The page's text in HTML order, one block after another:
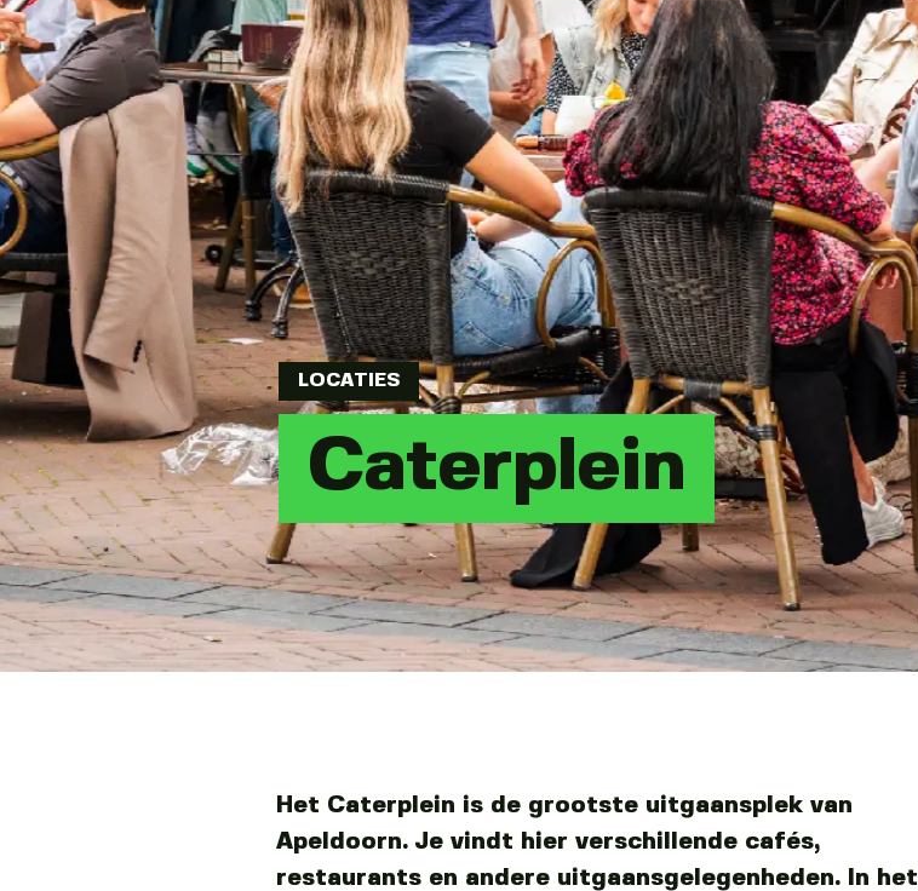
LOCATIES
Caterplein
Het Caterplein is de grootste uitgaansplek van
Apeldoorn. Je vindt hier verschillende cafés,
restaurants en andere uitgaansgelegenheden. In het